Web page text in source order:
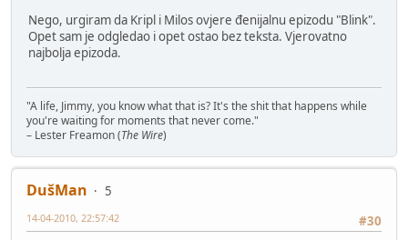
Nego, urgiram da Kripl i Milos ovjere đenijalnu epizodu "Blink".
Opet sam je odgledao i opet ostao bez teksta. Vjerovatno
najbolja epizoda.
"A life, Jimmy, you know what that is? It's the shit that happens while
you're waiting for moments that never come."
– Lester Freamon (The Wire)
DušMan
5
#30
14-04-2010, 22:57:42